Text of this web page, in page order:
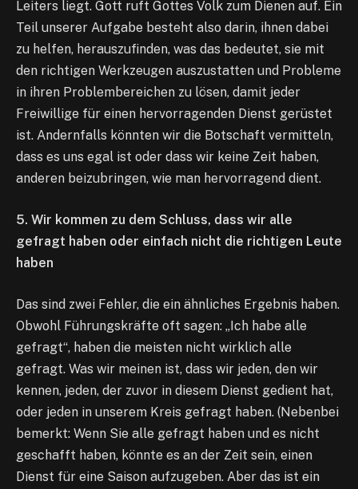
Leiters liegt. Gott ruft Gottes Volk zum Dienen auf. Ein
Teil unserer Aufgabe besteht also darin, ihnen dabei
zu helfen, herauszufinden, was das bedeutet, sie mit
den richtigen Werkzeugen auszustatten und Probleme
in ihren Problembereichen zu lösen, damit jeder
Freiwillige für einen hervorragenden Dienst gerüstet
ist. Andernfalls könnten wir die Botschaft vermitteln,
dass es uns egal ist oder dass wir keine Zeit haben,
anderen beizubringen, wie man hervorragend dient.
5. Wir kommen zu dem Schluss, dass wir alle
gefragt haben oder einfach nicht die richtigen Leute
haben
Das sind zwei Fehler, die ein ähnliches Ergebnis haben.
Obwohl Führungskräfte oft sagen: „Ich habe alle
gefragt“, haben die meisten nicht wirklich alle
gefragt. Was wir meinen ist, dass wir jeden, den wir
kennen, jeden, der zuvor in diesem Dienst gedient hat,
oder jeden in unserem Kreis gefragt haben. (Nebenbei
bemerkt: Wenn Sie alle gefragt haben und es nicht
geschafft haben, könnte es an der Zeit sein, einen
Dienst für eine Saison aufzugeben. Aber das ist ein